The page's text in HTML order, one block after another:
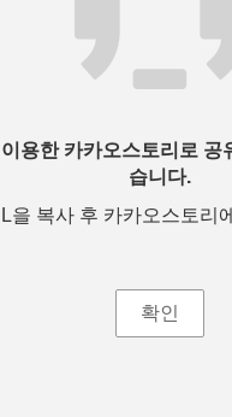
용한 카카오스토리로 공
습니다.
을 복사 후 카카오스토리
확인